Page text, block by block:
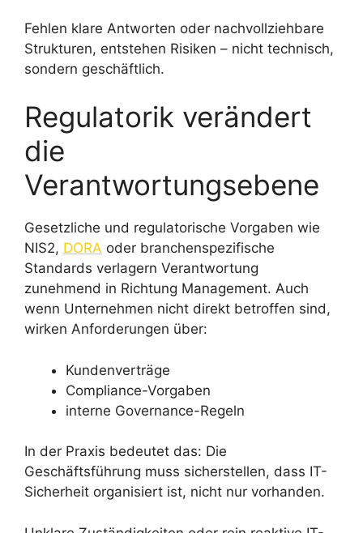
Fehlen klare Antworten oder nachvollziehbare
Strukturen, entstehen Risiken – nicht technisch,
sondern geschäftlich.
Regulatorik verändert
die
Verantwortungsebene
Gesetzliche und regulatorische Vorgaben wie
NIS2, DORA oder branchenspezifische
Standards verlagern Verantwortung
zunehmend in Richtung Management. Auch
wenn Unternehmen nicht direkt betroffen sind,
wirken Anforderungen über:
Kundenverträge
Compliance-Vorgaben
interne Governance-Regeln
In der Praxis bedeutet das: Die
Geschäftsführung muss sicherstellen, dass IT-
Sicherheit organisiert ist, nicht nur vorhanden.